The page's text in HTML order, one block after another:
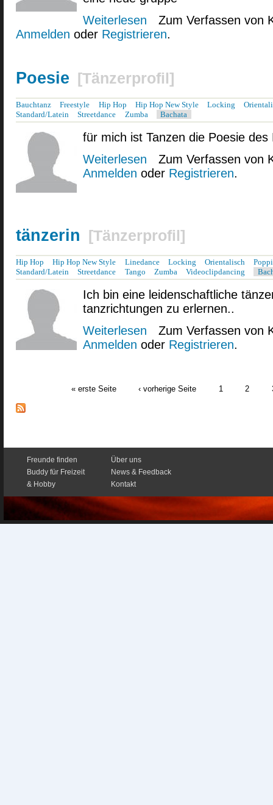
Weiterlesen über hiphop tänzerin
Zum Verfassen von
Anmelden oder Registrieren.
Poesie [Tänzerprofil]
Bauchtanz Freestyle Hip Hop Hip Hop New Style Locking
Standard/Latein
Streetdance Zumba Bachata
für mich ist Tanzen die Poesie des
Weiterlesen über Poesie
Zum Verfassen von
Anmelden oder Registrieren.
tänzerin [Tänzerprofil]
Hip Hop Hip Hop New Style Linedance Locking Orientalisch
Standard/Latein
Streetdance Tango Zumba Videoclipdancing
Ich bin eine leidenschaftliche
tanzrichtungen zu erlernen..
Weiterlesen über tänzerin
Zum Verfassen von
Anmelden oder Registrieren.
Seiten
« erste Seite ‹ vorherige Seite 1 2
Freunde finden
Buddy für Freizeit
& Hobby
Über uns
News & Feedback
Kontakt